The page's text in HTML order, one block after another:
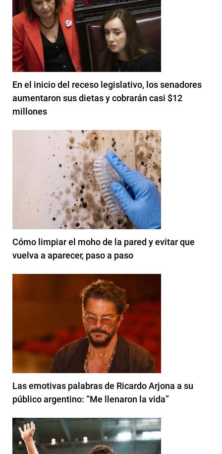
En el inicio del receso legislativo, los senadores
aumentaron sus dietas y cobrarán casi $12
millones
Cómo limpiar el moho de la pared y evitar que
vuelva a aparecer, paso a paso
Las emotivas palabras de Ricardo Arjona a su
público argentino: “Me llenaron la vida”